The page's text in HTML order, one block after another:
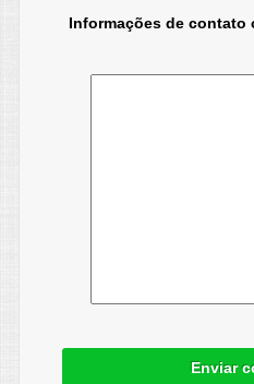
Informações de contato
Enviar